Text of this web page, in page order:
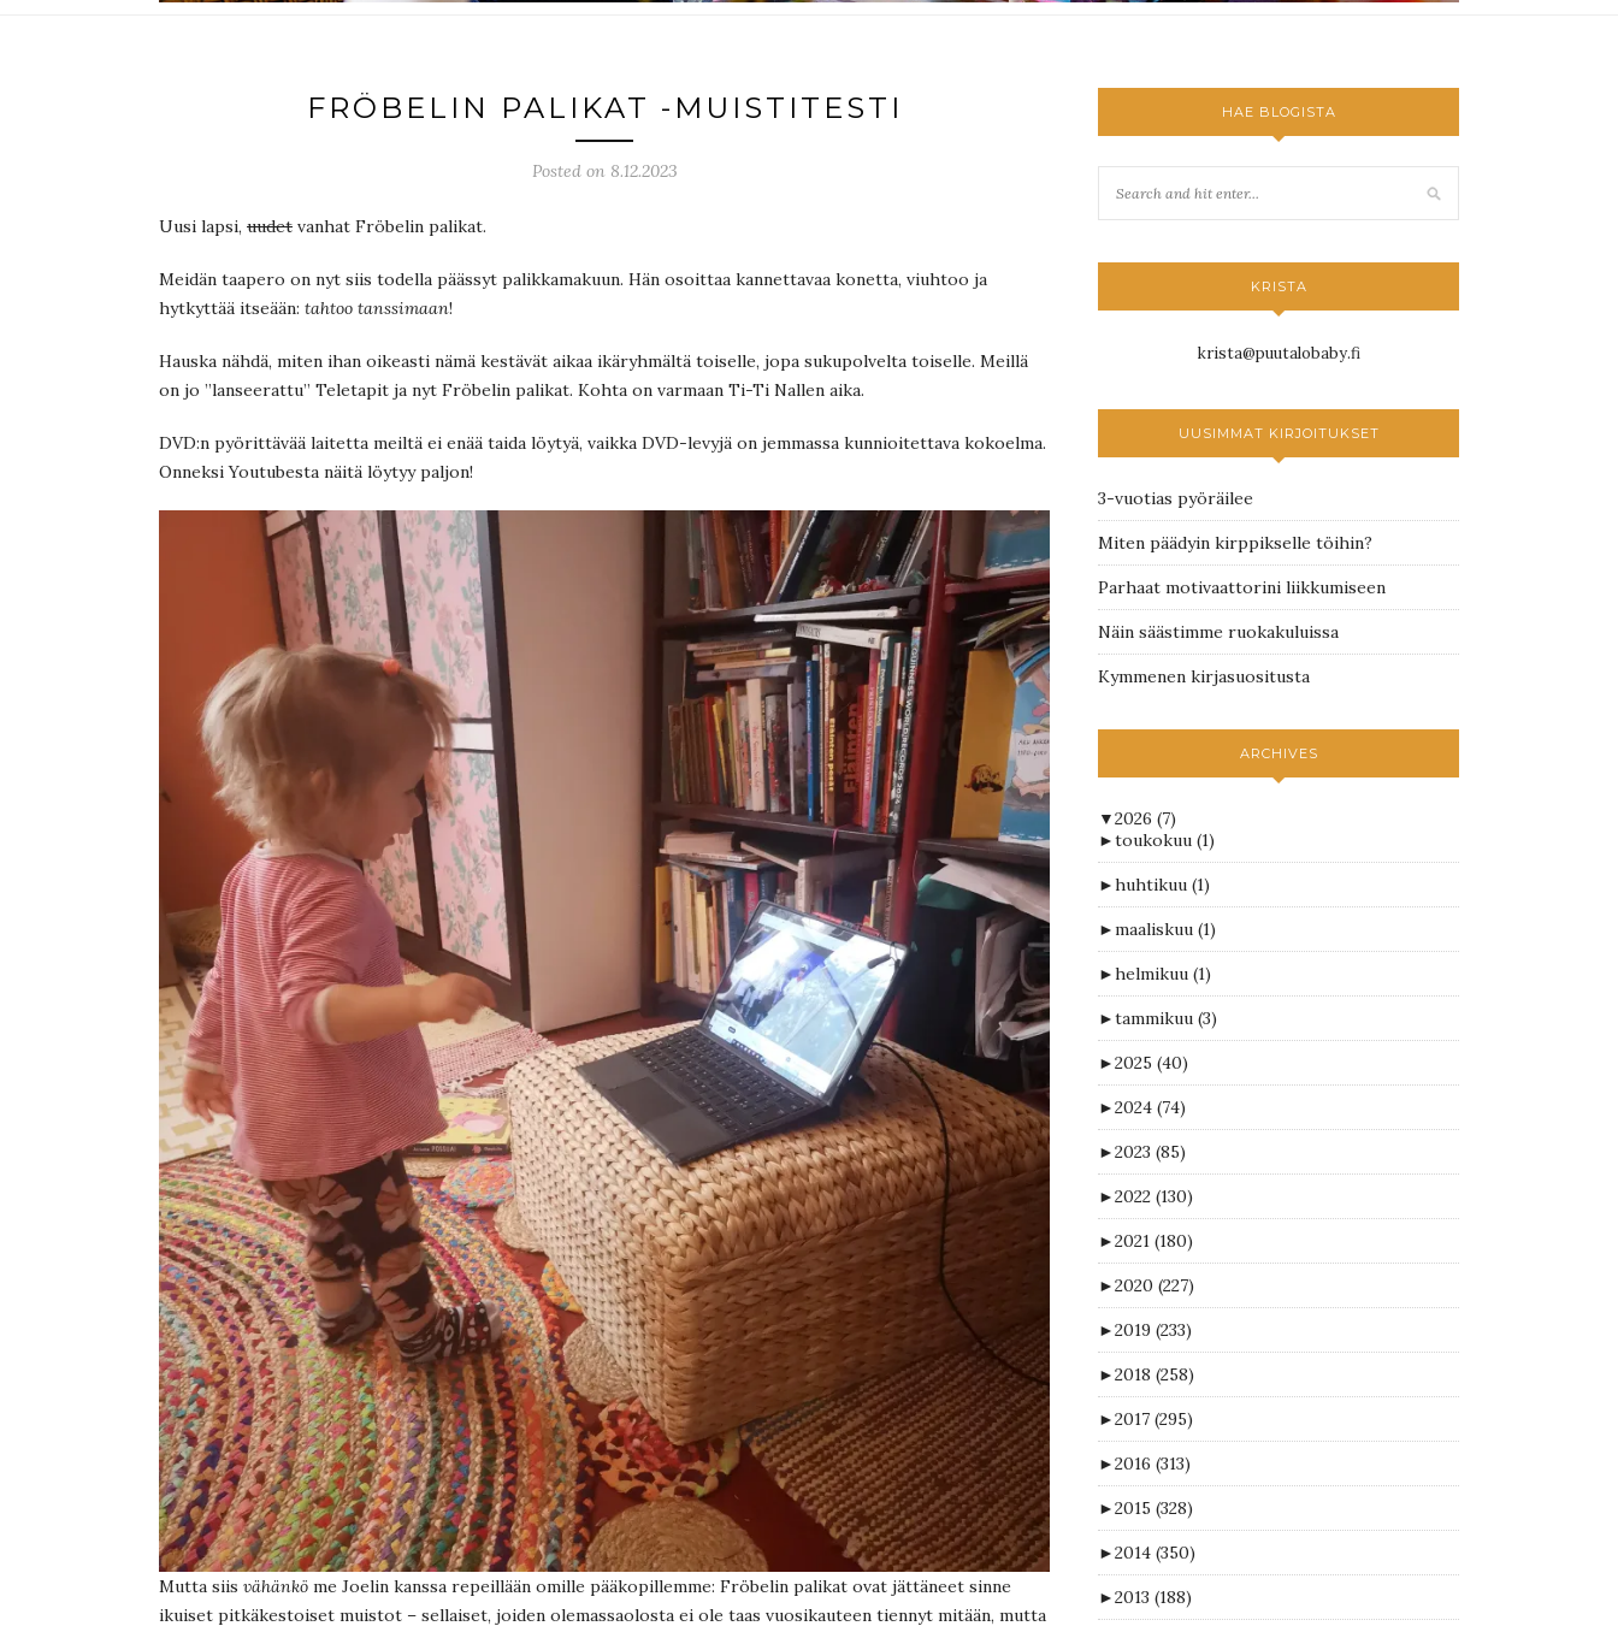
FRÖBELIN PALIKAT -MUISTITESTI
Posted on 8.12.2023
Uusi lapsi, uudet vanhat Fröbelin palikat.
Meidän taapero on nyt siis todella päässyt palikkamakuun. Hän osoittaa kannettavaa konetta, viuhtoo ja
hytkyttää itseään: tahtoo tanssimaan!
Hauska nähdä, miten ihan oikeasti nämä kestävät aikaa ikäryhmältä toiselle, jopa sukupolvelta toiselle. Meillä
on jo ”lanseerattu” Teletapit ja nyt Fröbelin palikat. Kohta on varmaan Ti-Ti Nallen aika.
DVD:n pyörittävää laitetta meiltä ei enää taida löytyä, vaikka DVD-levyjä on jemmassa kunnioitettava kokoelma.
Onneksi Youtubesta näitä löytyy paljon!
Mutta siis vähänkö me Joelin kanssa repeillään omille pääkopillemme: Fröbelin palikat ovat jättäneet sinne
ikuiset pitkäkestoiset muistot – sellaiset, joiden olemassaolosta ei ole taas vuosikauteen tiennyt mitään, mutta
HAE BLOGISTA
KRISTA
krista@puutalobaby.fi
UUSIMMAT KIRJOITUKSET
3-vuotias pyöräilee
Miten päädyin kirppikselle töihin?
Parhaat motivaattorini liikkumiseen
Näin säästimme ruokakuluissa
Kymmenen kirjasuositusta
ARCHIVES
▼2026 (7)
►toukokuu (1)
►huhtikuu (1)
►maaliskuu (1)
►helmikuu (1)
►tammikuu (3)
►2025 (40)
►2024 (74)
►2023 (85)
►2022 (130)
►2021 (180)
►2020 (227)
►2019 (233)
►2018 (258)
►2017 (295)
►2016 (313)
►2015 (328)
►2014 (350)
►2013 (188)